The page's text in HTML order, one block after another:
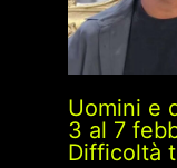
Uomini e
3 al 7
Difficoltà